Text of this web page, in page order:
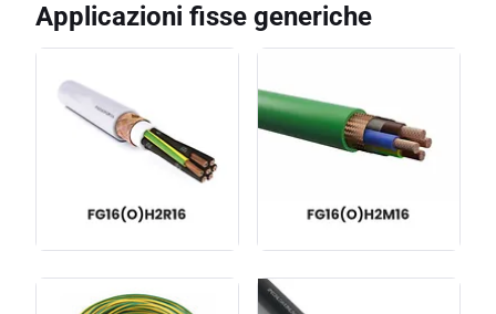
Applicazioni fisse generiche